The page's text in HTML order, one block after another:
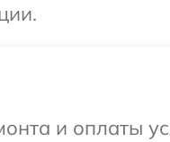
и оплаты